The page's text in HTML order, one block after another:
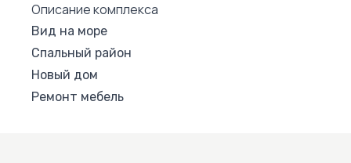
Описание комплекса
Вид на море
Спальный район
Новый дом
Ремонт мебель